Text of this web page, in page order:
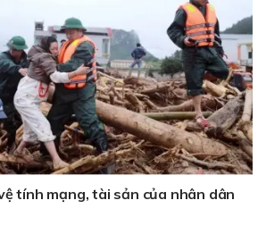
tính mạng, tài sản của nhân dân